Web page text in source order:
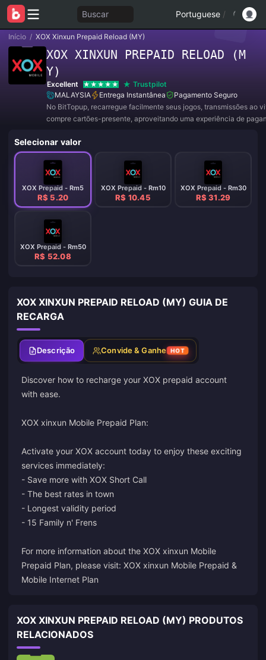
Buscar Portuguese /
Início / XOX Xinxun Prepaid Reload (MY)
XOX XINXUN PREPAID RELOAD (M
Y)
Excellent
Trustpilot
MALAYSIA
Entrega Instantânea
Pagamento Seguro
No BitTopup, recarregue facilmente seus jogos, transmissões ao
compre cartões-presente, aproveitando uma experiência de
Selecionar valor
XOX Prepaid - Rm5
R$ 5.20
XOX Prepaid - Rm10
R$ 10.45
XOX Prepaid - Rm30
R$ 31.29
XOX Prepaid - Rm50
R$ 52.08
XOX XINXUN PREPAID RELOAD (MY) GUIA DE
RECARGA
Descrição Convide & Ganhe HOT
Discover how to recharge your XOX prepaid account
with ease.
XOX xinxun Mobile Prepaid Plan:
Activate your XOX account today to enjoy these exciting
services immediately:
- Save more with XOX Short Call
- The best rates in town
- Longest validity period
- 15 Family n' Frens
For more information about the XOX xinxun Mobile
Prepaid Plan, please visit: XOX xinxun Mobile Prepaid &
Mobile Internet Plan
XOX XINXUN PREPAID RELOAD (MY) PRODUTOS
RELACIONADOS